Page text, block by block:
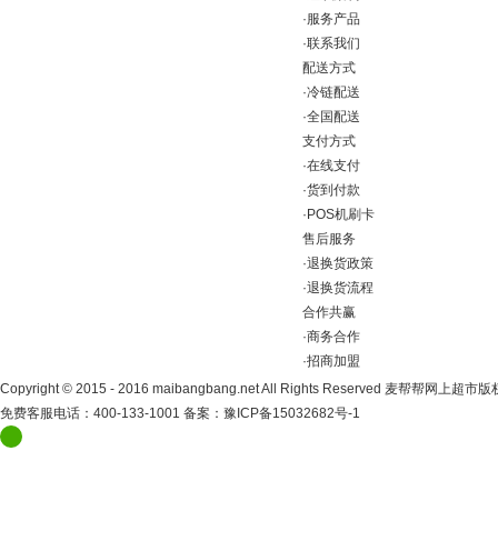
·服务产品
·联系我们
配送方式
·冷链配送
·全国配送
支付方式
·在线支付
·货到付款
· POS机刷卡
售后服务
·退换货政策
·退换货流程
合作共赢
·商务合作
·招商加盟
Copyright© 2015 - 2016 maibangbang.net All Rights Reserved 麦帮帮网上超市版
免费客服电话：400-133-1001 备案： 豫ICP备15032682号-1